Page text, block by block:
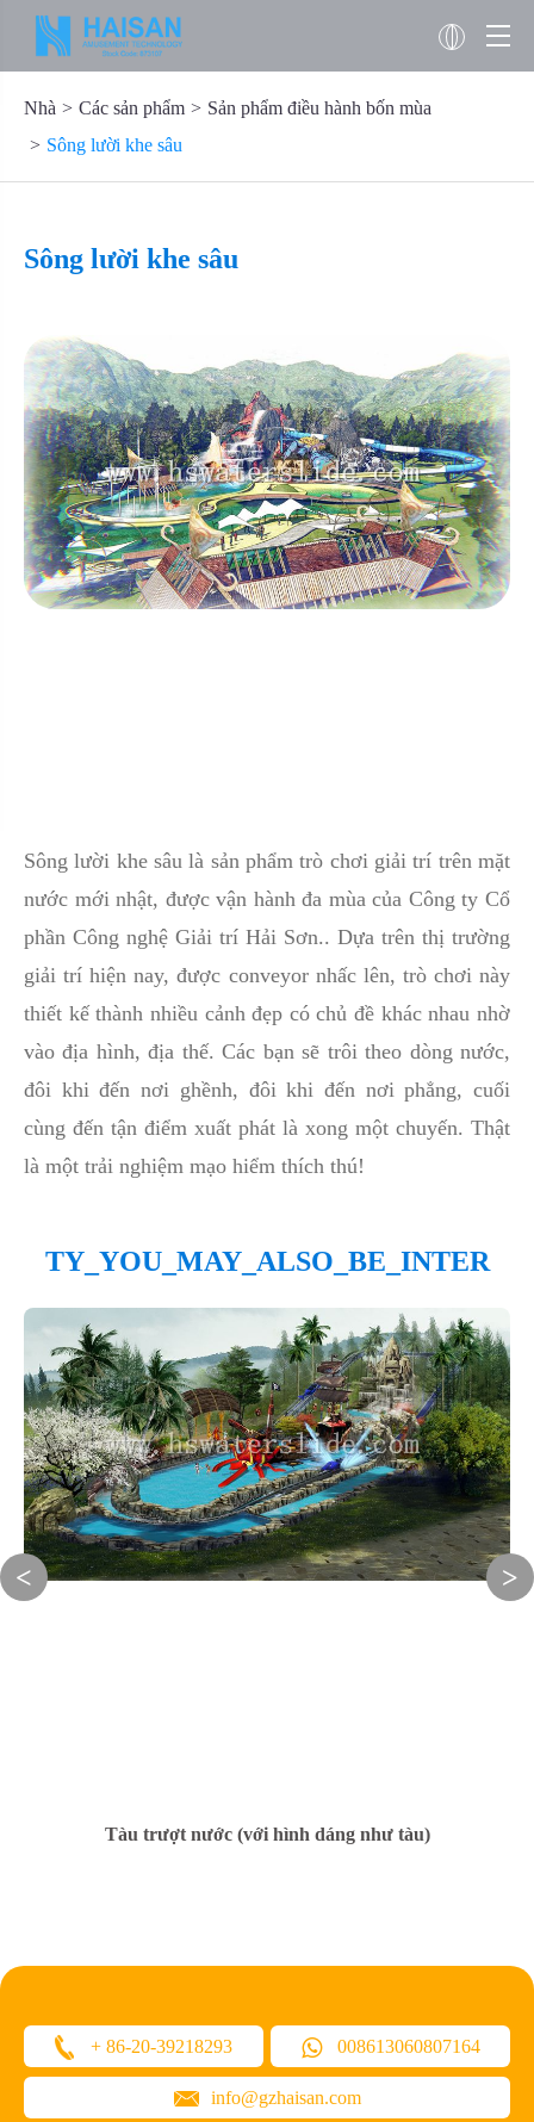
Nhà Các sản phẩm
Sản phẩm điều hành bốn mùa
Sông lười khe sâu
Sông lười khe sâu
Sông lười khe sâu là sản phẩm trò chơi giải trí trên mặt
nước mới nhật, được vận hành đa mùa của Công ty Cổ
phần Công nghệ Giải trí Hải Sơn.. Dựa trên thị trường
giải trí hiện nay, được conveyor nhấc lên, trò chơi này
thiết kế thành nhiều cảnh đẹp có chủ đề khác nhau nhờ
vào địa hình, địa thế. Các bạn sẽ trôi theo dòng nước,
đôi khi đến nơi ghềnh, đôi khi đến nơi phẳng, cuối
cùng đến tận điểm xuất phát là xong một chuyến. Thật
là một trải nghiệm mạo hiểm thích thú!
TY_YOU_MAY_ALSO_BE_INTER
Tàu trượt nước (với hình dáng như tàu)
+ 86-20-39218293 008613060807164
info@gzhaisan.com